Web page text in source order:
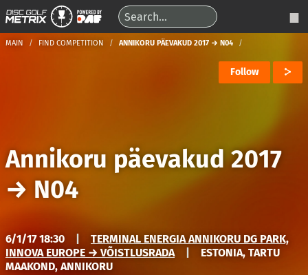
MAIN FIND COMPETITION ANNIKORU PÄEVAKUD 2017 → N04
Follow
Annikoru päevakud 2017
→ N04
6/1/17 18:30
TERMINAL ENERGIA ANNIKORU DG PARK,
INNOVA EUROPE → VÕISTLUSRADA
ESTONIA, TARTU
MAAKOND, ANNIKORU